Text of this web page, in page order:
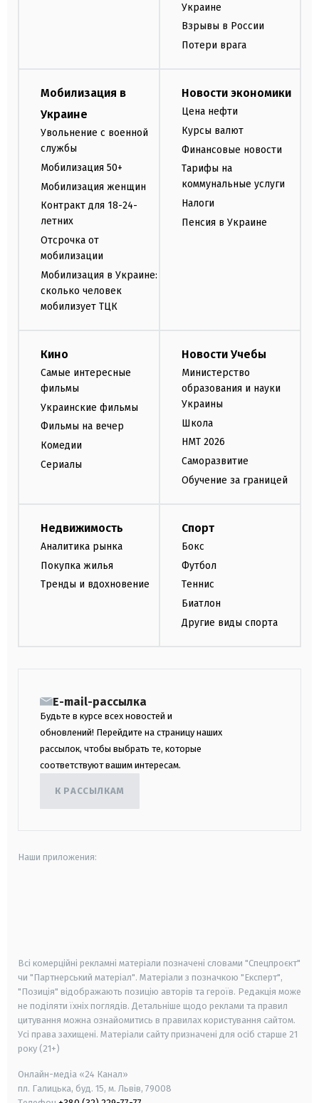
Украине
Взрывы в России
Потери врага
Мобилизация в
Украине
Увольнение с военной
службы
Мобилизация 50+
Мобилизация женщин
Контракт для 18-24-
летних
Отсрочка от
мобилизации
Мобилизация в Украине:
сколько человек
мобилизует ТЦК
Новости экономики
Цена нефти
Курсы валют
Финансовые новости
Тарифы на
коммунальные услуги
Налоги
Пенсия в Украине
Кино
Самые интересные
фильмы
Украинские фильмы
Фильмы на вечер
Комедии
Сериалы
Новости Учебы
Министерство
образования и науки
Украины
Школа
НМТ 2026
Саморазвитие
Обучение за границей
Недвижимость
Аналитика рынка
Покупка жилья
Тренды и вдохновение
Спорт
Бокс
Футбол
Теннис
Биатлон
Другие виды спорта
E-mail-рассылка
Будьте в курсе всех новостей и
обновлений! Перейдите на страницу наших
рассылок, чтобы выбрать те, которые
соответствуют вашим интересам.
К РАССЫЛКАМ
Наши приложения:
Всі комерційні рекламні матеріали позначені словами "Спецпроєкт"
чи "Партнерський матеріал". Матеріали з позначкою "Експерт",
"Позиція" відображають позицію авторів та героїв. Редакція може
не поділяти їхніх поглядів. Детальніше щодо реклами та правил
цитування можна ознайомитись в правилах користування сайтом.
Усі права захищені. Матеріали сайту призначені для осіб старше 21
року (21+)
Онлайн-медіа «24 Канал»
пл. Галицька, буд. 15, м. Львів, 79008